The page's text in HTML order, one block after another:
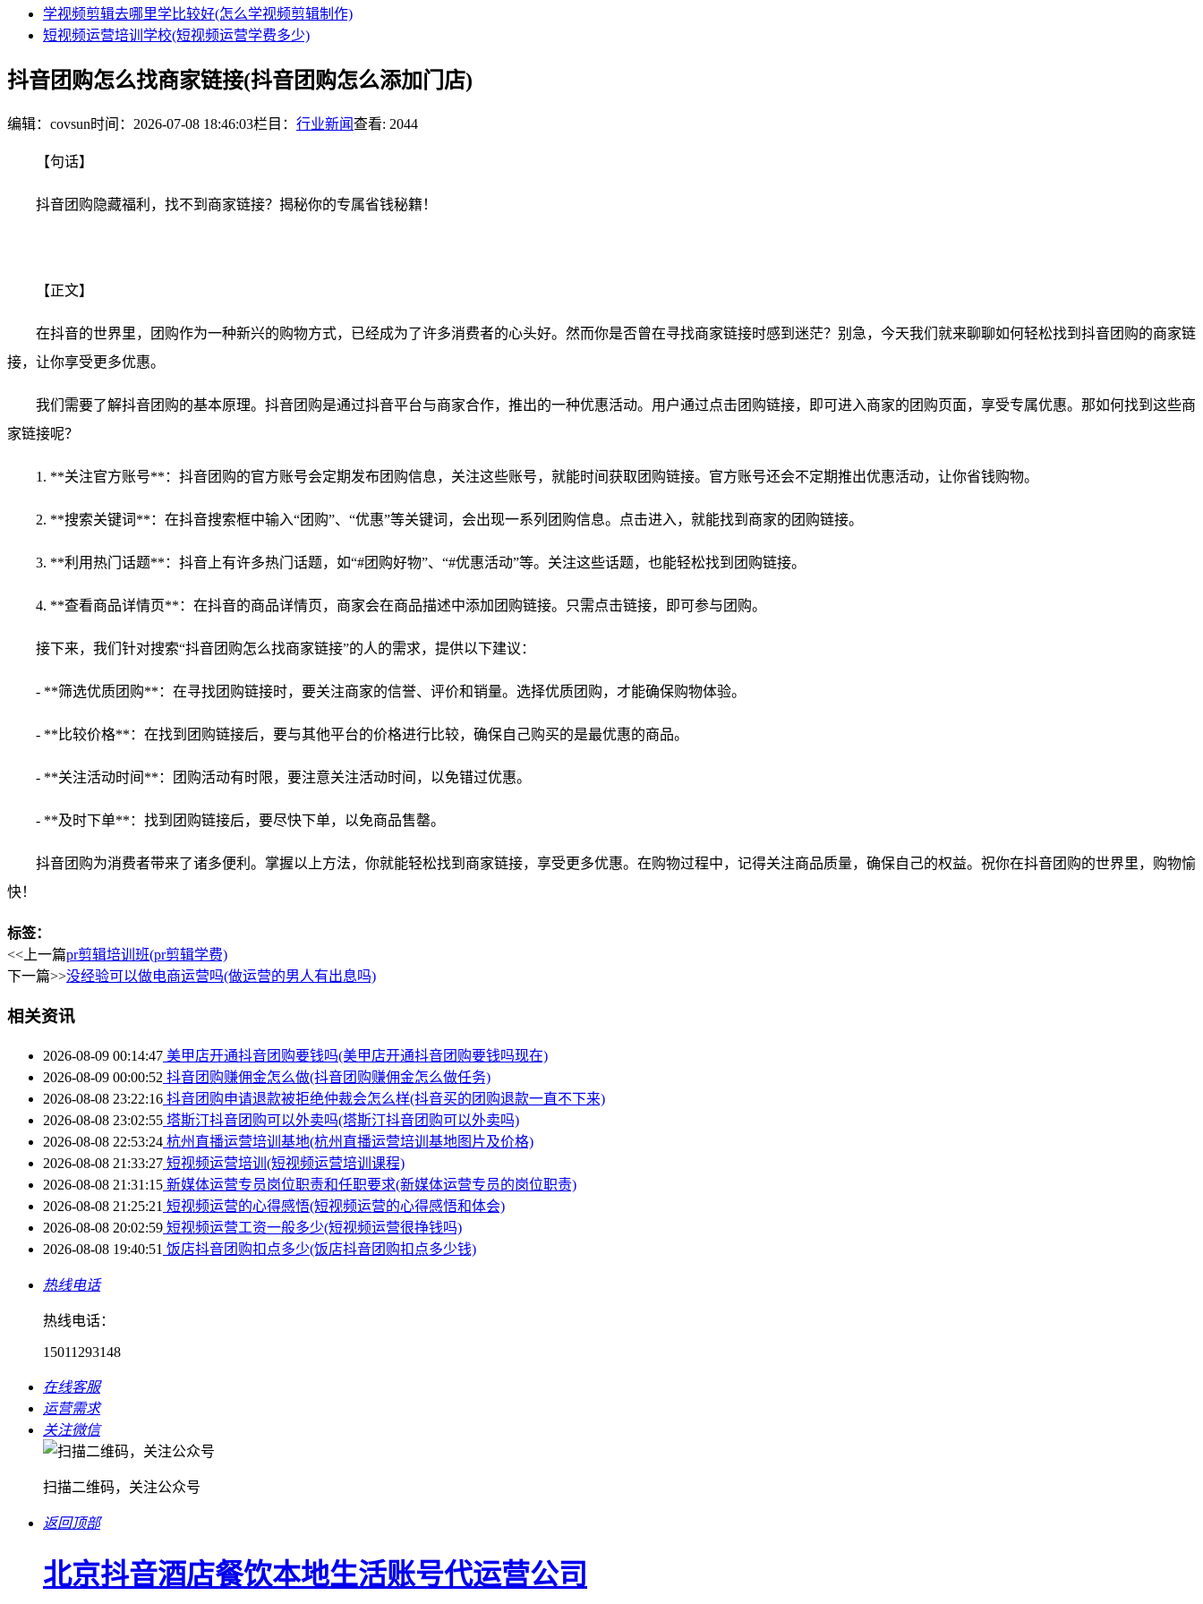
学视频剪辑去哪里学比较好(怎么学视频剪辑制作)
短视频运营培训学校(短视频运营学费多少)
抖音团购怎么找商家链接(抖音团购怎么添加门店)
编辑：covsun时间：2026-07-08 18:46:03栏目： 行业新闻查看: 2044
【句话】
抖音团购隐藏福利，找不到商家链接？揭秘你的专属省钱秘籍！
【正文】
在抖音的世界里，团购作为一种新兴的购物方式，已经成为了许多消费者的心头好。然而你是否曾在寻找商家链接时感到迷茫？别急，今天我们就来聊聊如何轻松找到抖音团购的商家链
接，让你享受更多优惠。
我们需要了解抖音团购的基本原理。抖音团购是通过抖音平台与商家合作，推出的一种优惠活动。用户通过点击团购链接，即可进入商家的团购页面，享受专属优惠。那如何找到这些商
家链接呢？
1. **关注官方账号**：抖音团购的官方账号会定期发布团购信息，关注这些账号，就能时间获取团购链接。官方账号还会不定期推出优惠活动，让你省钱购物。
2. **搜索关键词**：在抖音搜索框中输入“团购”、“优惠”等关键词，会出现一系列团购信息。点击进入，就能找到商家的团购链接。
3. **利用热门话题**：抖音上有许多热门话题，如“#团购好物”、“#优惠活动”等。关注这些话题，也能轻松找到团购链接。
4. **查看商品详情页**：在抖音的商品详情页，商家会在商品描述中添加团购链接。只需点击链接，即可参与团购。
接下来，我们针对搜索“抖音团购怎么找商家链接”的人的需求，提供以下建议：
- **筛选优质团购**：在寻找团购链接时，要关注商家的信誉、评价和销量。选择优质团购，才能确保购物体验。
- **比较价格**：在找到团购链接后，要与其他平台的价格进行比较，确保自己购买的是最优惠的商品。
- **关注活动时间**：团购活动有时限，要注意关注活动时间，以免错过优惠。
- **及时下单**：找到团购链接后，要尽快下单，以免商品售罄。
抖音团购为消费者带来了诸多便利。掌握以上方法，你就能轻松找到商家链接，享受更多优惠。在购物过程中，记得关注商品质量，确保自己的权益。祝你在抖音团购的世界里，购物愉
快！
标签：
<<上一篇pr剪辑培训班(pr剪辑学费)
下一篇>>没经验可以做电商运营吗(做运营的男人有出息吗)
相关资讯
2026-08-09 00:14:47 美甲店开通抖音团购要钱吗(美甲店开通抖音团购要钱吗现在)
2026-08-09 00:00:52 抖音团购赚佣金怎么做(抖音团购赚佣金怎么做任务)
2026-08-08 23:22:16 抖音团购申请退款被拒绝仲裁会怎么样(抖音买的团购退款一直不下来)
2026-08-08 23:02:55 塔斯汀抖音团购可以外卖吗(塔斯汀抖音团购可以外卖吗)
2026-08-08 22:53:24 杭州直播运营培训基地(杭州直播运营培训基地图片及价格)
2026-08-08 21:33:27 短视频运营培训(短视频运营培训课程)
2026-08-08 21:31:15 新媒体运营专员岗位职责和任职要求(新媒体运营专员的岗位职责)
2026-08-08 21:25:21 短视频运营的心得感悟(短视频运营的心得感悟和体会)
2026-08-08 20:02:59 短视频运营工资一般多少(短视频运营很挣钱吗)
2026-08-08 19:40:51 饭店抖音团购扣点多少(饭店抖音团购扣点多少钱)
热线电话
热线电话：
15011293148
在线客服
运营需求
关注微信
扫描二维码，关注公众号
返回顶部
北京抖音酒店餐饮本地生活账号代运营公司